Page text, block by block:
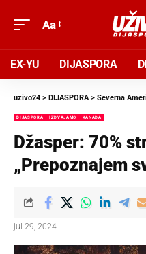
Aa
EX-YU DIJASPORA
uzivo24 > DIJASPORA> Severna
DIJASPORA IZDVAJAMO KANADA
Džasper: 70%
„Prepoznajem
jul 29, 2024